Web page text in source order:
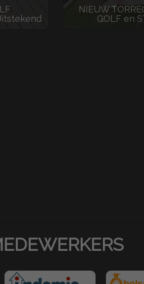
NIEUW
GOLF en